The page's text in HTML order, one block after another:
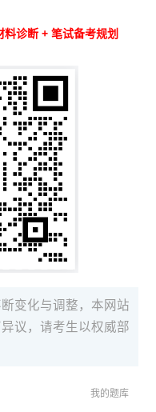
诊断 + 笔试备考规划
变化与调整，本网站
议，请考生以权威部
我的题库